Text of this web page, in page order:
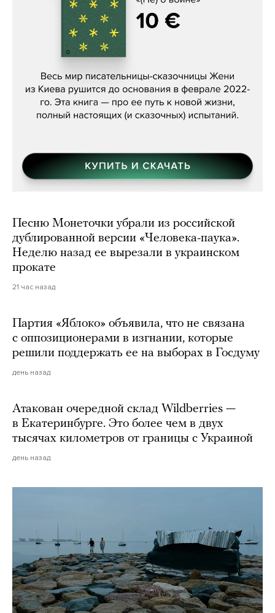
Женя Бережная, «(Не) о войне»
Песню Монеточки убрали из российской
дублированной версии «Человека-паука».
Неделю назад ее вырезали в украинском
прокате
21 час назад
Партия «Яблоко» объявила, что не связана
с оппозиционерами в изгнании, которые
решили поддержать ее на выборах в Госдуму
день назад
Атакован очередной склад Wildberries —
в Екатеринбурге. Это более чем в двух
тысячах километров от границы с Украиной
день назад